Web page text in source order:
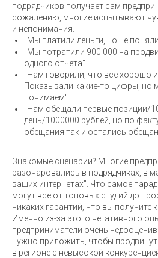
подрядчиков получает сам
сожалению, многие испытывают
и непонимания.
"Мы платили деньги, но не
"Мы потратили 900 000 на
одного отчета"
"Нам говорили, что все хорошо
Показывали какие-то цифры, но
понимаем"
"Нам обещали первые позиции/
день/1000000 рублей, но по
обещания так и остались
Знакомые сценарии? Многие
разочаровались в подрядчиках, в
ваших интернетах". Что самое
могут все от топовых студий до
никаких гарантий, что вы получите
Именно из-за этого негативного
предприниматели очень
нужно приложить, чтобы
в регионе с невысокой